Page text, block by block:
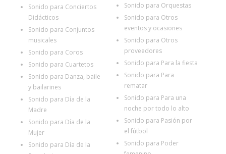
Sonido para Conciertos
Didácticos
Sonido para Conjuntos
musicales
Sonido para Coros
Sonido para Cuartetos
Sonido para Danza, baile
y bailarines
Sonido para Día de la
Madre
Sonido para Día de la
Mujer
Sonido para Día de la
Sonido para Orquestas
Sonido para Otros
eventos y ocasiones
Sonido para Otros
proveedores
Sonido para Para la fiesta
Sonido para Para
rematar
Sonido para Para una
noche por todo lo alto
Sonido para Pasión por
el fútbol
Sonido para Poder